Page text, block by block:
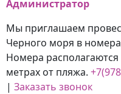
Администратор
Мы приглашаем
Черного моря в
Номера
метрах от пляжа.
| Заказать звонок